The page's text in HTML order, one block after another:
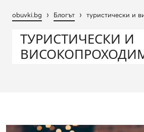
obuvki.bg › Блогът › туристически и
ТУРИСТИЧЕСКИ И